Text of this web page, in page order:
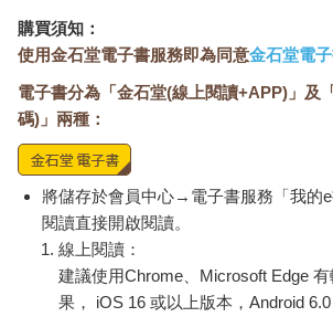
「小娟，」那天晚上他問小娟，「我們能不
養到她母親現身為止？」
「如果她能現身，」小娟說。「許多母親說
一樣。她甚至是不是還活著又有誰知道？難
看她女兒？那做父親的呢？」
「他是個當兵的，我想。」
「是死是活？」
「我不知道。」
購買須知：
使用金石堂電子書服務即為同意金石堂電
電子書分為「金石堂(線上閱讀+APP)」及
碼)」兩種：
將儲存於會員中心→電子書服務「我的
閱讀直接開啟閱讀。
線上閱讀：
建議使用Chrome、Microsoft Edge
果， iOS 16 或以上版本，Android